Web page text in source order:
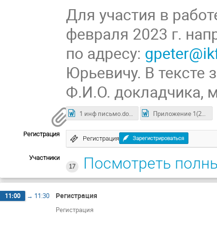
Для участия в
февраля 2023 г.
по адресу:
Юрьевичу. В тексте
Ф.И.О. докладчика,
1 инф письмо.docx Приложение 1(2).docx
Регистрация
Регистрация Зарегистрироваться
Участники
17
Посмотреть
11:00 → 11:30 Регистрация
Регистрация